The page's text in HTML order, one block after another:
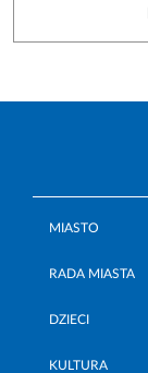
MIASTO
RADA MIASTA
DZIECI
KULTURA